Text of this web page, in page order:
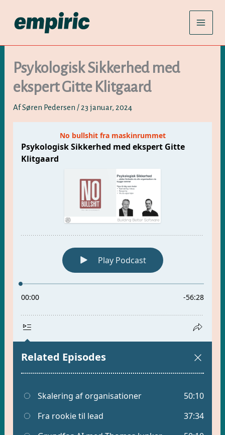
Psykologisk Sikkerhed med
ekspert Gitte Klitgaard
AfSøren Pedersen / 23 januar, 2024